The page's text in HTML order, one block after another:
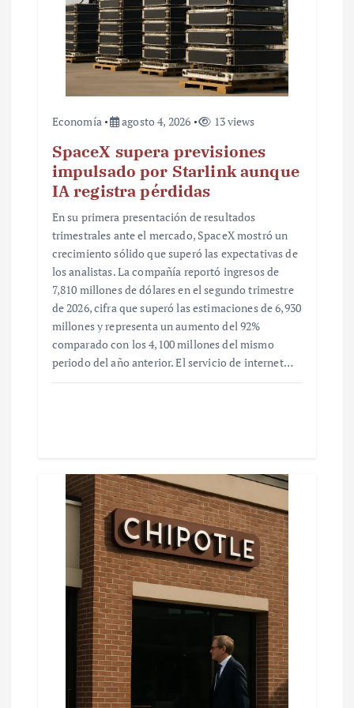
Economía agosto 4, 2026 13 views
SpaceX supera previsiones
impulsado por Starlink aunque
IA registra pérdidas
En su primera presentación de resultados
trimestrales ante el mercado, SpaceX mostró un
crecimiento sólido que superó las expectativas de
los analistas. La compañía reportó ingresos de
7,810 millones de dólares en el segundo trimestre
de 2026, cifra que superó las estimaciones de 6,930
millones y representa un aumento del 92%
comparado con los 4,100 millones del mismo
periodo del año anterior. El servicio de internet…